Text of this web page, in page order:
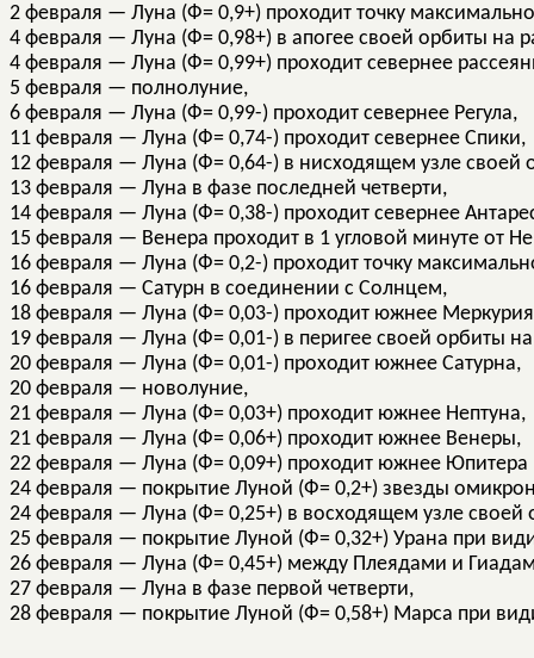
2 февраля — Луна (Ф= 0,9+) проходит точку
4 февраля — Луна (Ф= 0,98+) в апогее своей орбиты на
4 февраля — Луна (Ф= 0,99+) проходит севернее
5 февраля — полнолуние,
6 февраля — Луна (Ф= 0,99-) проходит севернее Регула,
11 февраля — Луна (Ф= 0,74-) проходит севернее Спики,
12 февраля — Луна (Ф= 0,64-) в нисходящем узле своей
13 февраля — Луна в фазе последней четверти,
14 февраля — Луна (Ф= 0,38-) проходит севернее
15 февраля — Венера проходит в 1 угловой минуте от
16 февраля — Луна (Ф= 0,2-) проходит точку
16 февраля — Сатурн в соединении с Солнцем,
18 февраля — Луна (Ф= 0,03-) проходит южнее
19 февраля — Луна (Ф= 0,01-) в перигее своей орбиты
20 февраля — Луна (Ф= 0,01-) проходит южнее Сатурна,
20 февраля — новолуние,
21 февраля — Луна (Ф= 0,03+) проходит южнее Нептуна,
21 февраля — Луна (Ф= 0,06+) проходит южнее Венеры,
22 февраля — Луна (Ф= 0,09+) проходит южнее
24 февраля — покрытие Луной (Ф= 0,2+) звезды
24 февраля — Луна (Ф= 0,25+) в восходящем узле своей
25 февраля — покрытие Луной (Ф= 0,32+) Урана при
26 февраля — Луна (Ф= 0,45+) между Плеядами и
27 февраля — Луна в фазе первой четверти,
28 февраля — покрытие Луной (Ф= 0,58+) Марса при